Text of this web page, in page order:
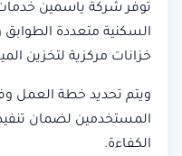
توفر شركة ياسمين خدمات
السكنية متعددة الطوابق
خزانات مركزية لتخزين
ويتم تحديد خطة العمل
المستخدمين لضمان
الكفاءة.